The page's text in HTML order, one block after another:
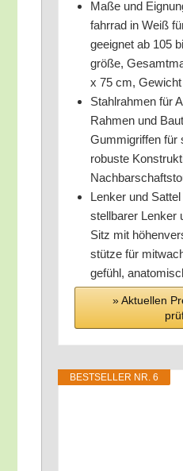
Maße und
fahr­rad in Weiß
geeig­net ab 105
grö­ße,
x 75 cm,
Stahl­rah­men für
Rah­men und
Gum­mi­grif­fen für
robus­te
Len­ker und
stell­ba­rer Len­ker
Sitz mit
stüt­ze für
ge­fühl,
» Aktu­el­len
BEST­SEL­LER NR. 6